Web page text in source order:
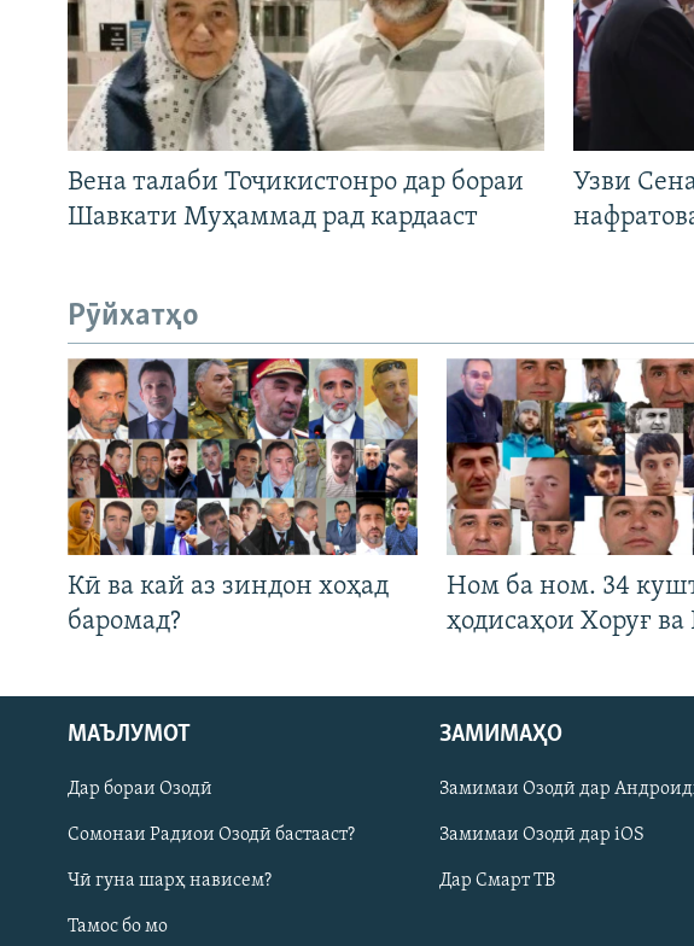
Русский
ПАЙГИРӢ КУНЕД
Вена талаби Тоҷикистонро дар бораи
Шавкати Муҳаммад рад кардааст
Узви
Рӯйхатҳо
Кӣ ва кай аз зиндон хоҳад
баромад?
Ном ба ном. 34
ҳодисаҳои Хоруғ
МАЪЛУМОТ
Дар бораи Озодӣ
Сомонаи Радиои Озодӣ бастааст?
Чӣ гуна шарҳ нависем?
Тамос бо мо
ЗАМИМАҲО
Замимаи Озодӣ дар
Замимаи Озодӣ дар iOS
Дар Смарт ТВ